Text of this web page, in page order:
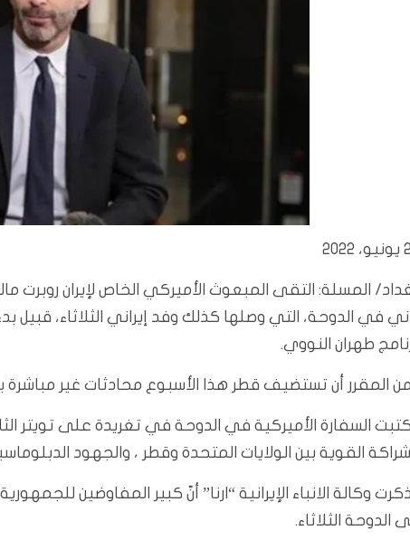
المسلة: التقى المبعوث الأميركي الخاص لإيران روبرت
في الدوحة، التي وصلها كذلك وفد إيراني الثلاثاء، قبيل
طهران النووي.
المقرر أن تستضيف قطر هذا الأسبوع محادثات غير مباشرة
السفارة الأميركية في الدوحة في تغريدة على تويتر
القوية بين الولايات المتحدة وقطر ، والجهود
وكالة الانباء الإيرانية “ارنا” أنّ كبير المفاوضين
الدوحة الثلاثاء.